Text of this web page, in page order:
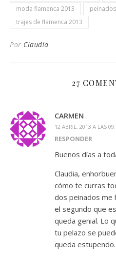
moda flamenca 2013
trajes de flamenca 2013
Por Claudia
27
CARMEN
12 ABRIL, 2013 A LAS
RESPONDER
Buenos días a
Claudia,
cómo te curras
dos peinados me
el segundo que
queda genial. Lo
tu pelazo se
queda estupendo.